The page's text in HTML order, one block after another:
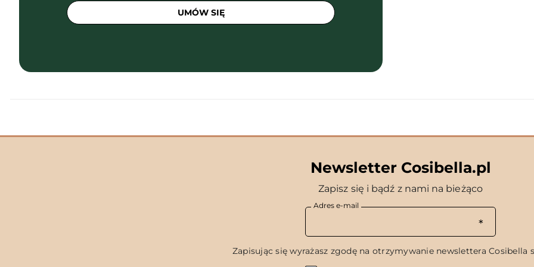
UMÓW SIĘ
Newsletter Cosibella.pl
Zapisz się i bądź z nami na bieżąco
Adres e-mail
Zapisując się wyrażasz zgodę na otrzymywanie newslettera Cosibella